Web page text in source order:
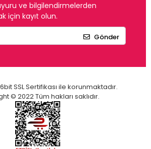
ve bilgilendirmelerden
için kayıt olun.
Gönder
SSL Sertifikası ile korunmaktadır.
© 2022 Tüm hakları saklıdır.